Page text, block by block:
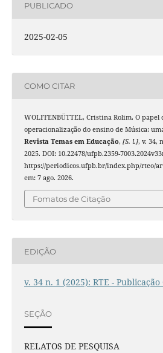
PUBLICADO
2025-02-05
COMO CITAR
WOLFFENBÜTTEL, Cristina Rolim. O papel
operacionalização do ensino de Música:
Revista Temas em Educação, [S. l.], v. 34,
2025. DOI: 10.22478/ufpb.2359-
https://periodicos.ufpb.br/index.php/rteo/
em: 7 ago. 2026.
Fomatos de Citação
EDIÇÃO
v. 34 n. 1 (2025): RTE -
SEÇÃO
RELATOS DE PESQUISA